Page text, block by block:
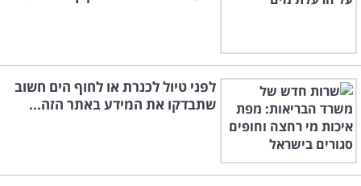
לפני טיול לכנרת או לחוף הים חשוב
שתבדקו את המידע באתר הזה...